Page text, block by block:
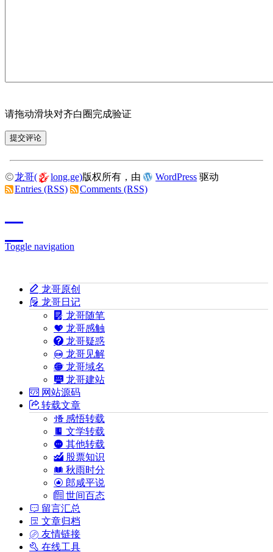
请拖动滑块对齐白圈完成验证
龙哥( long.ge)版权所有，由 WordPress 驱动
Entries (RSS)
Comments (RSS)
Toggle navigation
龙哥原创
龙哥日记
龙哥随笔
龙哥感触
龙哥疑惑
龙哥见解
龙哥域名
龙哥建站
网站源码
转载文章
感悟转载
文学转载
其他转载
股票知识
秋雨时分
郎咸平说
世间百态
留言汇总
文章归档
友情链接
在线工具